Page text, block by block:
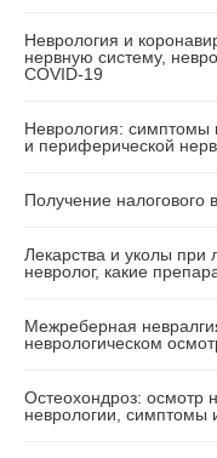
Неврология и
нервную систему,
COVID-19
Неврология: симптомы
и периферической
Получение налогового
Лекарства и уколы при
невролог, какие
Межреберная
неврологическом
Остеохондроз: осмотр
неврологии, симптомы